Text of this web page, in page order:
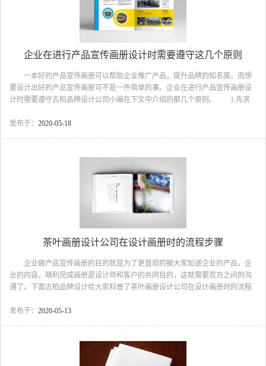
企业在进行产品宣传画册设计时需要遵守这几个原则
一本好的产品宣传画册可以帮助企业推广产品，提升品牌的知名度。而想
要设计出好的产品宣传画册可不是一件简单的事。企业在进行产品宣传画册设
计时需要遵守古柏品牌设计公司小编在下文中介绍的那几个原则。 1.先求
会改变人的态度，影响人的行为。否则很容易将读者的注意力吸引到其他地方
演有几十万字或者120分钟的时间可以说故事，产品宣传画册只有很有限的文字
和页面可以讲故事。因此，创意人员要习惯抓重点的思...
发布于： 2020-05-18
茶叶画册设计公司在设计画册时的流程步骤
企业做产品宣传画册的目的就是为了更直观的被大家知道企业的产品，企
业的内容。顺利完成画册是设计师和客户的共同目的，这就需要双方之间的沟
通了。下面古柏品牌设计给大家科普了茶叶画册设计公司在设计画册时的流程
计的前期调研阶段。主要包括对客户企业、产品、市场，消费者等情况的调
化，机构设置，企业定位等相关的介绍性文字、图表和图形图像元素。文字资
料应该是最直接、有效、简洁、贴切的。图形图像可以通过手绘、摄...
发布于： 2020-05-13